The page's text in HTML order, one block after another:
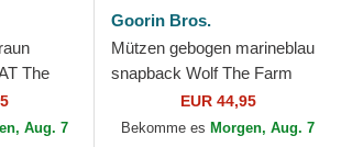
The
Aug. 7
Goorin Bros.
Mützen gebogen marineblau
snapback Wolf The Farm
Goorin Bros.EUR 44,95
Bekomme es Morgen, Aug. 7